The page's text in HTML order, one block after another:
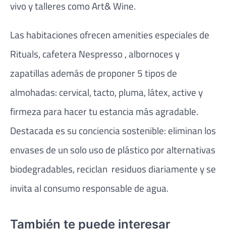
vivo y talleres como Art& Wine.
Las habitaciones ofrecen amenities especiales de
Rituals, cafetera Nespresso , albornoces y
zapatillas además de proponer 5 tipos de
almohadas: cervical, tacto, pluma, látex, active y
firmeza para hacer tu estancia más agradable.
Destacada es su conciencia sostenible: eliminan los
envases de un solo uso de plástico por alternativas
biodegradables, reciclan residuos diariamente y se
invita al consumo responsable de agua.
También te puede interesar